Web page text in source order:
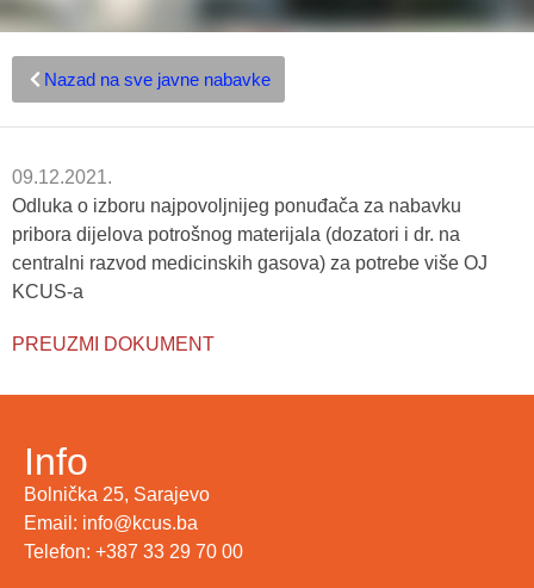
Nazad na sve javne nabavke
09.12.2021.
Odluka o izboru najpovoljnijeg ponuđača za nabavku
pribora dijelova potrošnog materijala (dozatori i dr. na
centralni razvod medicinskih gasova) za potrebe više OJ
KCUS-a
PREUZMI DOKUMENT
Info
Bolnička 25, Sarajevo
Email: info@kcus.ba
Telefon: +387 33 29 70 00